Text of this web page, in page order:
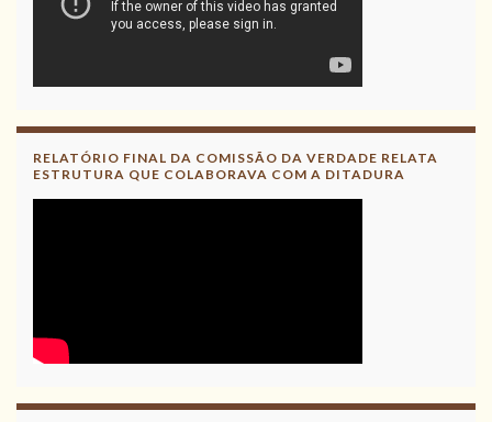
RELATÓRIO FINAL DA COMISSÃO DA VERDADE RELATA
ESTRUTURA QUE COLABORAVA COM A DITADURA